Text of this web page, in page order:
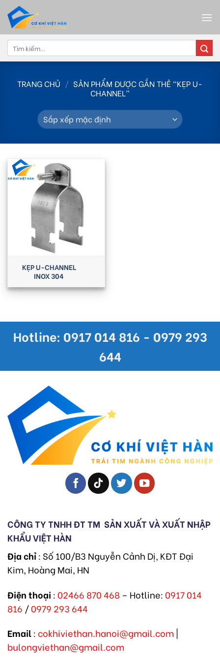
content
Tìm
kiếm:
TRANG CHỦ / SẢN PHẨM ĐƯỢC GẮN THẺ “KẸP U-
CHANNEL”
KẸP U-CHANNEL
INOX 304
Hotline: 0917 014 816 - 0979 293
644
CÔNG TY TNHH ĐT TM SẢN XUẤT VÀ XUẤT NHẬP
KHẨU VIỆT HÀN
Địa chỉ: Số 100/B3 Nguyễn Cảnh Dị, KĐT Đại
Kim, Hoàng Mai, HN
Điện thoại : 02466 870 468 – Hotline: 0917 014
816 /0979 293 644
Email: cokhiviethan.hanoi@gmail.com
bulongviethan@gmail.com